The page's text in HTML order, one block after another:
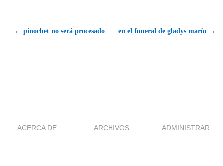
← pinochet no será procesado en el funeral de gladys marín →
ACERCA DE ARCHIVOS ADMINISTRAR